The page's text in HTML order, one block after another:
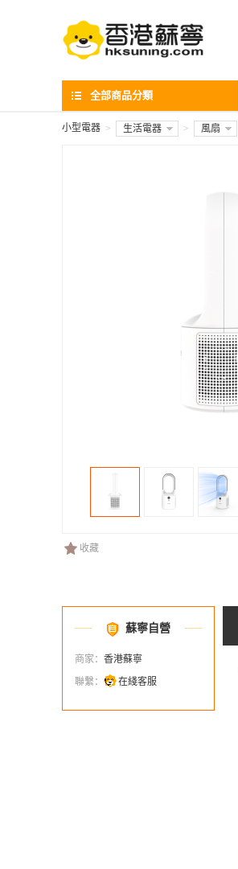
全部商品分類
小型電器 > 生活電器 > 風扇
收藏
蘇寧自營
商家： 香港蘇寧
聯繫：
在綫客服